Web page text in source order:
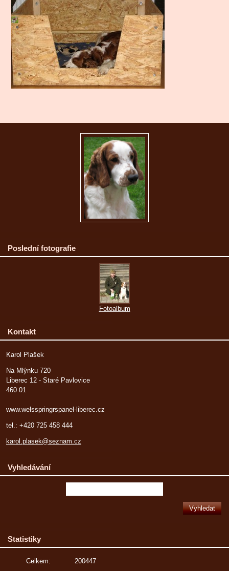
Poslední fotografie
Fotoalbum
Kontakt
Karol Plašek
Na Mlýnku 720
Liberec 12 - Staré Pavlovice
460 01
www.welsspringrspanel-liberec.cz
tel.: +420 725 458 444
karol.plasek@seznam.cz
Vyhledávání
Statistiky
Celkem:
200447